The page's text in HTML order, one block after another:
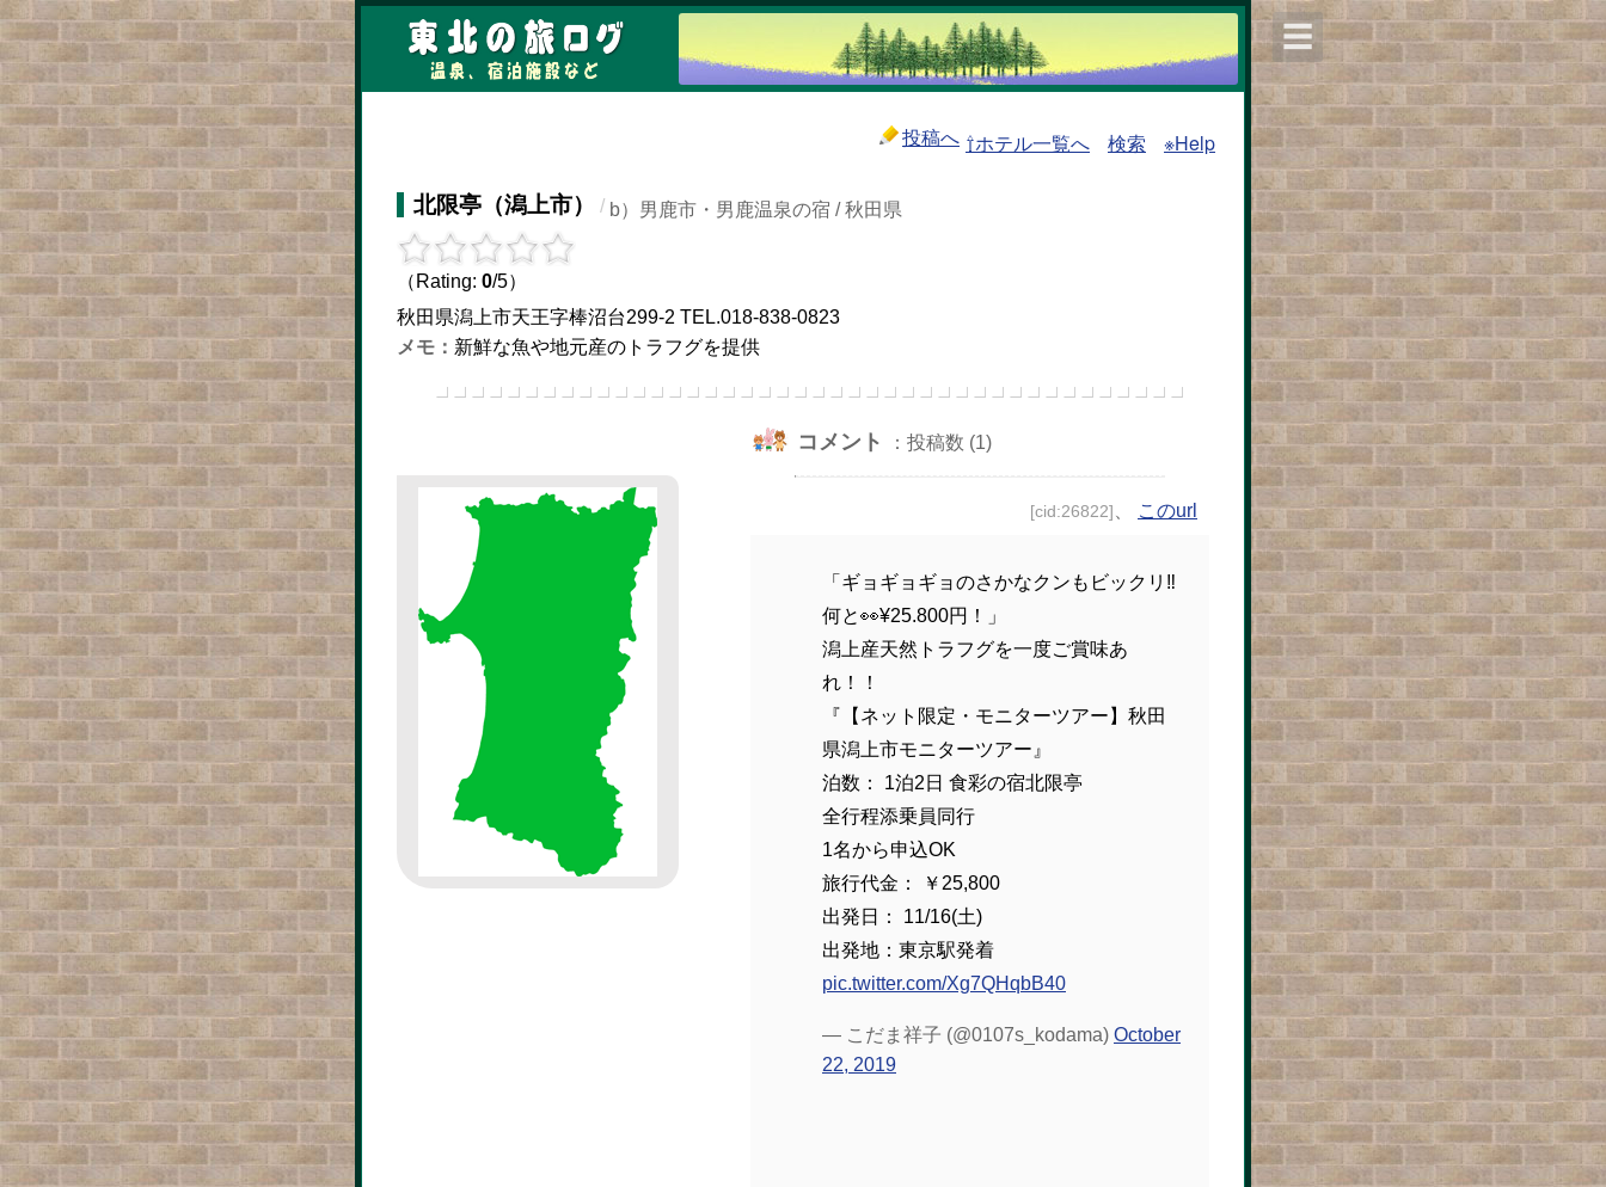
投稿へ ⇧ホテル一覧へ 検索 ※Help
北限亭（潟上市） / b）男鹿市・男鹿温泉の宿 / 秋田県
（Rating: 0/5）
秋田県潟上市天王字棒沼台299-2 TEL.018-838-0823
新鮮な魚や地元産のトラフグを提供
コメント ：投稿数 (1)
[cid:26822] このurl
「ギョギョギョのさかなクンもビックリ‼️
何と👀¥25.800円！」
潟上産天然トラフグを一度ご賞味あ
れ！！
『【ネット限定・モニターツアー】秋田
県潟上市モニターツアー』
泊数： 1泊2日 食彩の宿北限亭
全行程添乗員同行
1名から申込OK
旅行代金： ￥25,800
出発日： 11/16(土)
出発地：東京駅発着
pic.twitter.com/Xg7QHqbB40
— こだま祥子 (@0107s_kodama) October
22, 2019
☰